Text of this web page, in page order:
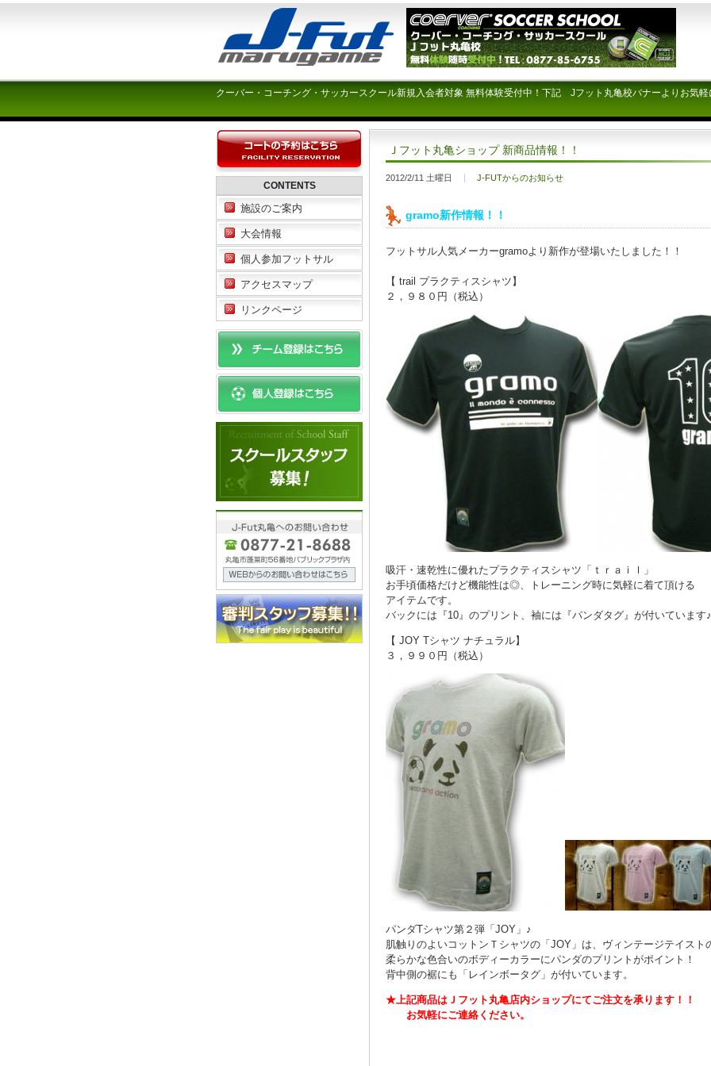
クーバー・コーチング・サッカースクール新規入会者対象 無料体験受付中！下記 Jフット丸亀校バナーよりお気
Ｊフット丸亀ショップ 新商品情報！！
2012/2/11 土曜日 J-FUTからのお知らせ
gramo新作情報！！
フットサル人気メーカーgramoより新作が登場いたしました！！
【 trail プラクティスシャツ】
２，９８０円（税込）
吸汗・速乾性に優れたプラクティスシャツ「ｔｒａｉｌ」
お手頃価格だけど機能性は◎、トレーニング時に気軽に着て頂ける
アイテムです。
バックには『10』のプリント、袖には『パンダタグ』が付いています♪
【 JOY Tシャツ ナチュラル】
３，９９０円（税込）
パンダTシャツ第２弾「JOY」♪
肌触りのよいコットンＴシャツの「JOY」は、ヴィンテージテイスト
柔らかな色合いのボディーカラーにパンダのプリントがポイント！
背中側の裾にも「レインボータグ」が付いています。
★上記商品はＪフット丸亀店内ショップにてご注文を承ります！！
お気軽にご連絡ください。
CONTENTS
施設のご案内
大会情報
個人参加フットサル
アクセスマップ
リンクページ